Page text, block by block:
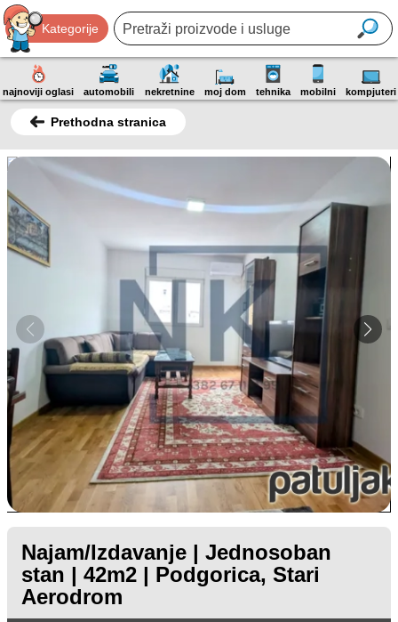
Kategorije
najnoviji oglasi automobili nekretnine moj dom tehnika mobilni kompjuteri
Prethodna stranica
Najam/Izdavanje | Jednosoban
stan | 42m2 | Podgorica, Stari
Aerodrom